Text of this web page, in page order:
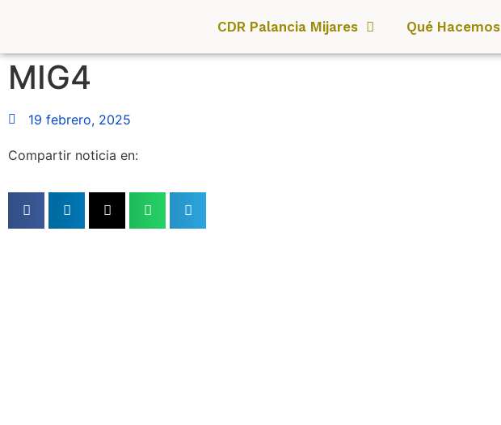
CDR Palancia Mijares Qué Hacemos
MIG4
19 febrero, 2025
Compartir noticia en: